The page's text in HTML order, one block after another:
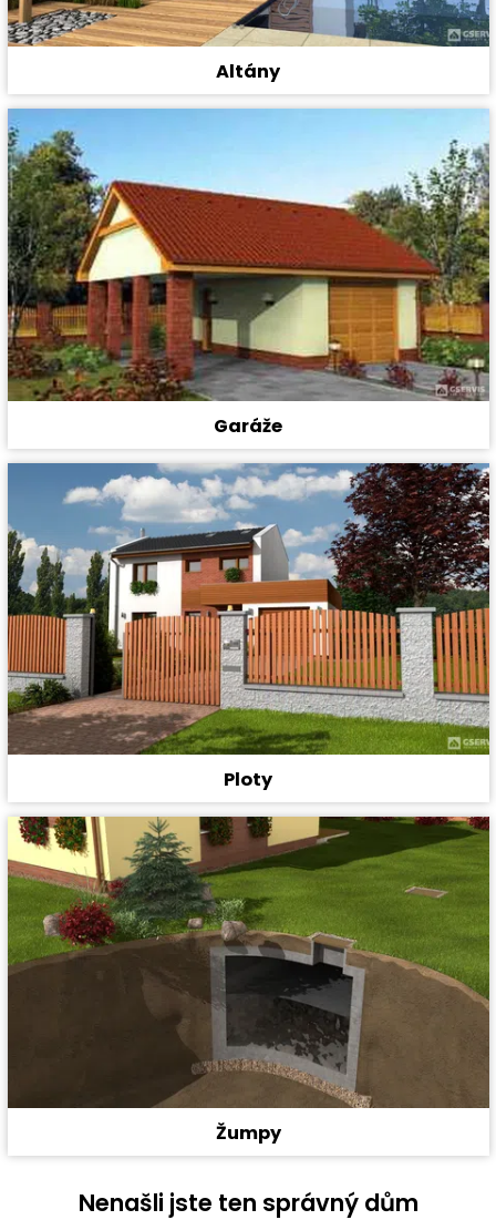
Altány
Garáže
Ploty
Žumpy
Nenašli jste ten správný dům